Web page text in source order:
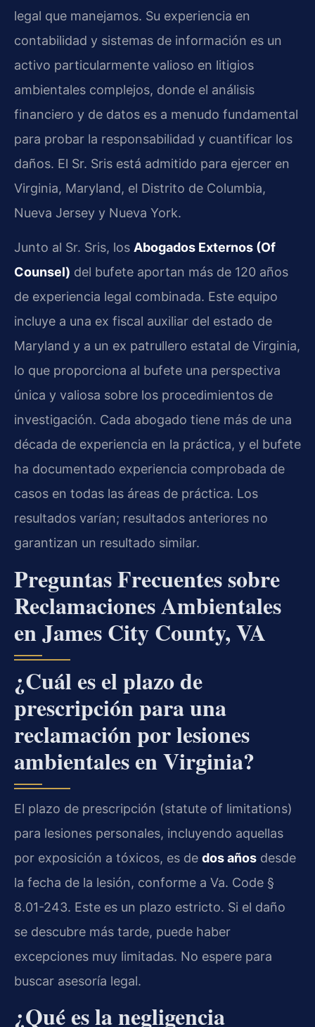
legal que manejamos. Su experiencia en
contabilidad y sistemas de información es un
activo particularmente valioso en litigios
ambientales complejos, donde el análisis
financiero y de datos es a menudo fundamental
para probar la responsabilidad y cuantificar los
daños. El Sr. Sris está admitido para ejercer en
Virginia, Maryland, el Distrito de Columbia,
Nueva Jersey y Nueva York.
Junto al Sr. Sris, los Abogados Externos (Of
Counsel) del bufete aportan más de 120 años
de experiencia legal combinada. Este equipo
incluye a una ex fiscal auxiliar del estado de
Maryland y a un ex patrullero estatal de Virginia,
lo que proporciona al bufete una perspectiva
única y valiosa sobre los procedimientos de
investigación. Cada abogado tiene más de una
década de experiencia en la práctica, y el bufete
ha documentado experiencia comprobada de
casos en todas las áreas de práctica. Los
resultados varían; resultados anteriores no
garantizan un resultado similar.
Preguntas Frecuentes sobre
Reclamaciones Ambientales
en James City County, VA
¿Cuál es el plazo de
prescripción para una
reclamación por lesiones
ambientales en Virginia?
El plazo de prescripción (statute of limitations)
para lesiones personales, incluyendo aquellas
por exposición a tóxicos, es de dos años desde
la fecha de la lesión, conforme a Va. Code §
8.01-243. Este es un plazo estricto. Si el daño
se descubre más tarde, puede haber
excepciones muy limitadas. No espere para
buscar asesoría legal.
¿Qué es la negligencia